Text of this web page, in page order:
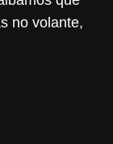
no volante,